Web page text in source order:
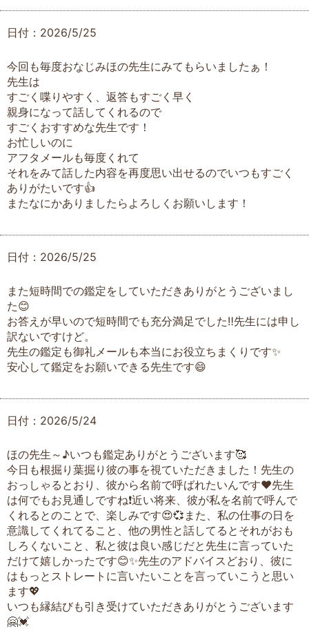
日付：2026/5/25
今回も毎度おなじみほの先生にみてもらいましたぁ！
先生は
すごく喋りやすく、返答もすごく早く
親身になって話してくれるので
すごくおすすめな先生です！
お忙しいのに
アフタメールも毎度くれて
それをみて話した内容を再度思い出せるのでいつもすごく
ありがたいです👍
またなにかありましたらよろしくお願いします！
日付：2026/5/25
また短時間での鑑定をしていただきありがとうございまし
た😊
お答えが早いので短時間でも充分満足でした‼️先生には申し
訳ないですけど。
先生の鑑定も御礼メールも本当にお役立ちまくりです✨
安心して鑑定をお願いできる先生です😄
日付：2026/5/24
ほの先生～♪いつも鑑定ありがとうございます🥰
今日も根掘り葉掘り彼の事を視ていただきました！先生の
おっしゃるとおり、彼から名前で呼ばれたいんです♥️先生
は何でもお見通しですね❗️近い将来、彼が私を名前で呼んで
くれるとのことで、楽しみです😍💞また、私の仕事の日を
意識してくれてること、他の男性と話してるとそれがおも
しろくないこと、私と彼は良い感じだと先生に言っていた
だけて嬉しかったです😊✨先生のアドバイスどおり、彼に
はもっとストレートに言いたいことを言っていこうと思い
ます💖
いつも縁結びも引き受けていただきありがとうございます
🤗💓